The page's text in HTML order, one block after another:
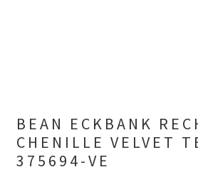
BEAN ECKBANK
CHENILLE VELVET
375694-VE